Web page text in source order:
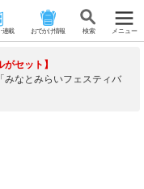
連載 おでかけ情報 検 索 メニュー
セット】
みなとみらいフェスティバ